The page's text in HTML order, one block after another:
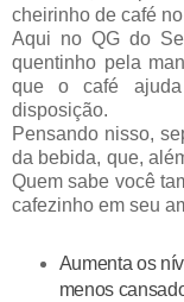
cheirinho de café
Aqui no QG do
quentinho pela
que o café
disposição.
Pensando nisso,
da bebida, que,
Quem sabe você
cafezinho em seu
Aumenta os
menos